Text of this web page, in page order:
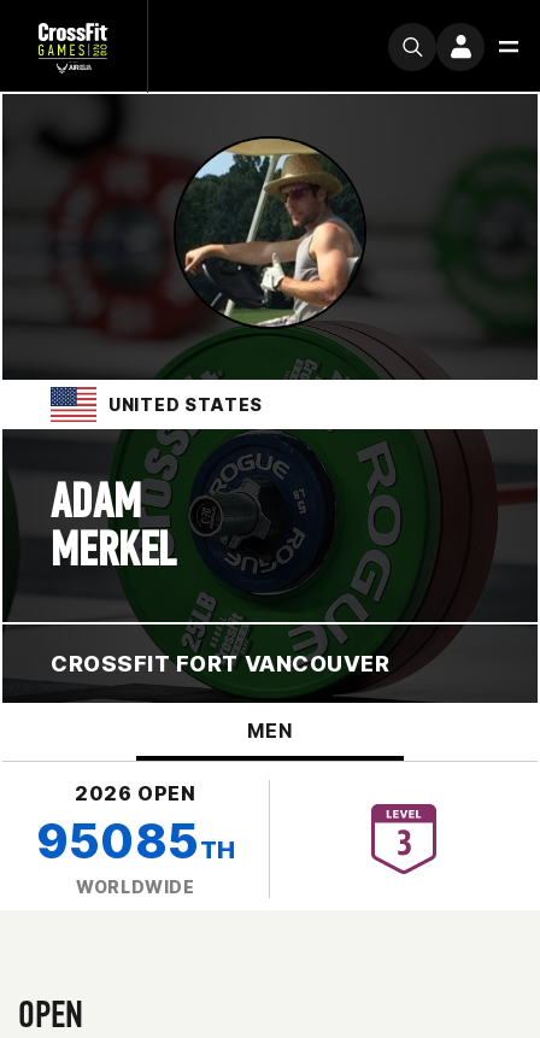
UNITED STATES
ADAM
MERKEL
CROSSFIT FORT VANCOUVER
MEN
2026 OPEN
95085TH
WORLDWIDE
OPEN